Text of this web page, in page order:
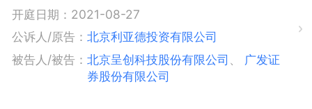
开庭日期： 2021-08-27
公诉人/原告： 北京利亚德投资有限公司
被告人/被告： 北京呈创科技股份有限公司
广发证
券股份有限公司